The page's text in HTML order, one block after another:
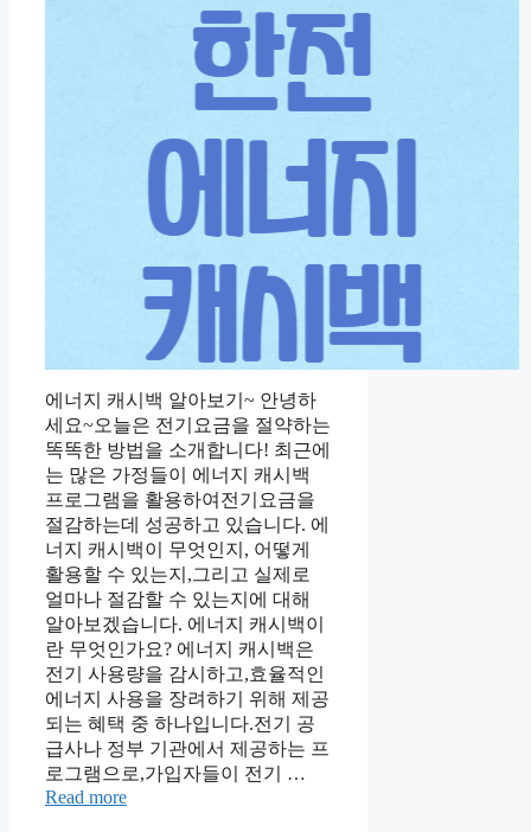
에너지 캐시백 알아보기~ 안녕하
세요~오늘은 전기요금을 절약하는
똑똑한 방법을 소개합니다! 최근에
는 많은 가정들이 에너지 캐시백
프로그램을 활용하여전기요금을
절감하는데 성공하고 있습니다. 에
너지 캐시백이 무엇인지, 어떻게
활용할 수 있는지,그리고 실제로
얼마나 절감할 수 있는지에 대해
알아보겠습니다. 에너지 캐시백이
란 무엇인가요? 에너지 캐시백은
전기 사용량을 감시하고,효율적인
에너지 사용을 장려하기 위해 제공
되는 혜택 중 하나입니다.전기 공
급사나 정부 기관에서 제공하는 프
로그램으로,가입자들이 전기 …
Read more